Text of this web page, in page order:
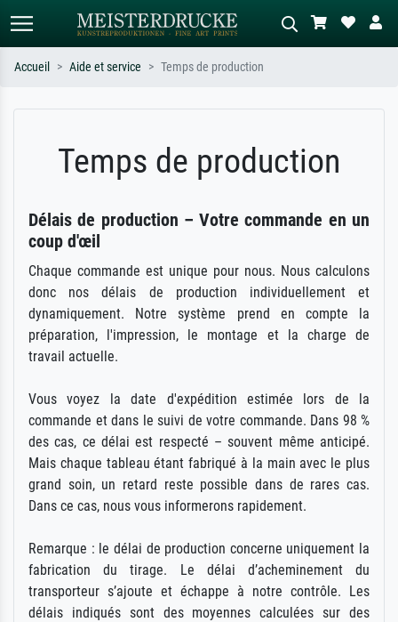
ex. Monet, Nuit étoilée,
impressionnisme, vague de Hokusai,
abstrait avec beaucoup de rouge,
tableau sombre, nu debout près d'un
Accueil Aide et service Temps de production
Temps de production
Délais de production – Votre commande en un
coup d'œil
Chaque commande est unique pour nous. Nous calculons
donc nos délais de production individuellement et
dynamiquement. Notre système prend en compte la
préparation, l'impression, le montage et la charge de
travail actuelle.
Vous voyez la date d'expédition estimée lors de la
commande et dans le suivi de votre commande. Dans 98 %
des cas, ce délai est respecté – souvent même anticipé.
Mais chaque tableau étant fabriqué à la main avec le plus
grand soin, un retard reste possible dans de rares cas.
Dans ce cas, nous vous informerons rapidement.
Remarque : le délai de production concerne uniquement la
fabrication du tirage. Le délai d’acheminement du
transporteur s’ajoute et échappe à notre contrôle. Les
délais indiqués sont des moyennes calculées sur des